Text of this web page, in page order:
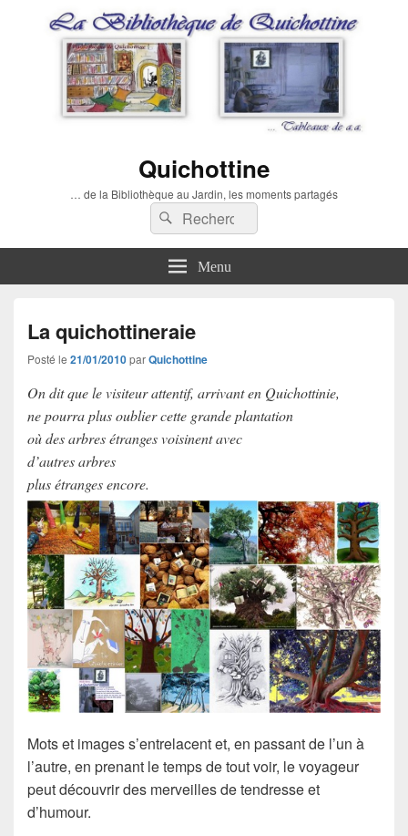
Quichottine
… de la Bibliothèque au Jardin, les moments partagés
Recherche :
Rechercher
Menu
La quichottineraie
Posté le 21/01/2010parQuichottine
On dit que le visiteur attentif, arrivant en Quichottinie,
ne pourra plus oublier cette grande plantation
où des arbres étranges voisinent avec
d’autres arbres
plus étranges encore.
Mots et images s’entrelacent et, en passant de l’un à
l’autre, en prenant le temps de tout voir, le voyageur
peut découvrir des merveilles de tendresse et
d’humour.